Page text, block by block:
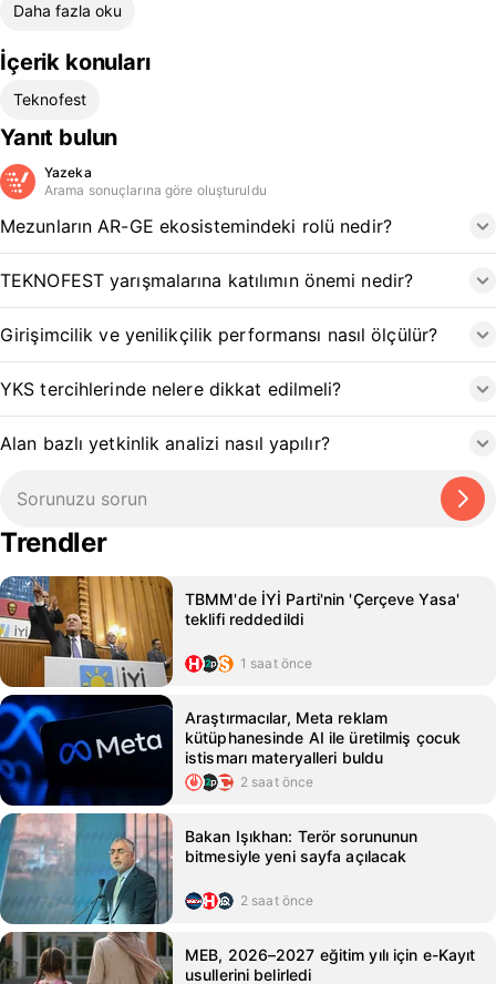
Daha fazla oku
İçerik konuları
Teknofest
Yanıt bulun
Yazeka
Arama sonuçlarına göre oluşturuldu
Mezunların AR-GE ekosistemindeki rolü nedir?
TEKNOFEST yarışmalarına katılımın önemi nedir?
Girişimcilik ve yenilikçilik performansı nasıl ölçülür?
YKS tercihlerinde nelere dikkat edilmeli?
Alan bazlı yetkinlik analizi nasıl yapılır?
Trendler
TBMM'de İYİ Parti'nin 'Çerçeve Yasa'
teklifi reddedildi
1 saat önce
Araştırmacılar, Meta reklam
kütüphanesinde AI ile üretilmiş çocuk
istismarı materyalleri buldu
2 saat önce
Bakan Işıkhan: Terör sorununun
bitmesiyle yeni sayfa açılacak
2 saat önce
MEB, 2026–2027 eğitim yılı için e-Kayıt
usullerini belirledi